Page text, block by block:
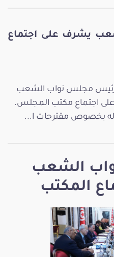
الشعب
المكتب
يشرف على اجتماع
رئيس مجلس نواب الشعب
اليوم الأربعاء 18 فيفري 2026 على اجتماع مكتب المجلس.
بخصوص مقترحات ا...